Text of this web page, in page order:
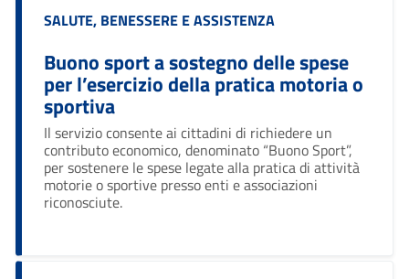
Categoria:
SALUTE, BENESSERE E ASSISTENZA
Buono sport a sostegno delle spese
per l’esercizio della pratica motoria o
sportiva
Il servizio consente ai cittadini di richiedere un
contributo economico, denominato “Buono Sport”,
per sostenere le spese legate alla pratica di attività
motorie o sportive presso enti e associazioni
riconosciute.